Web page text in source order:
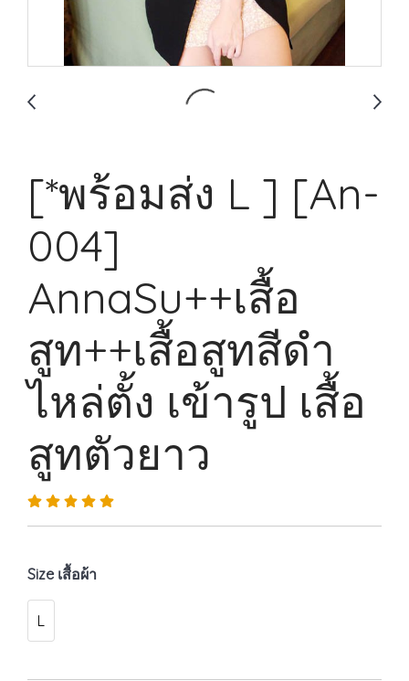
[*พร้อมส่ง L ] [An-
004]
AnnaSu++เสื้อ
สูท++เสื้อสูทสีดำ
ไหล่ตั้ง เข้ารูป เสื้อ
สูทตัวยาว
Size เสื้อผ้า
L